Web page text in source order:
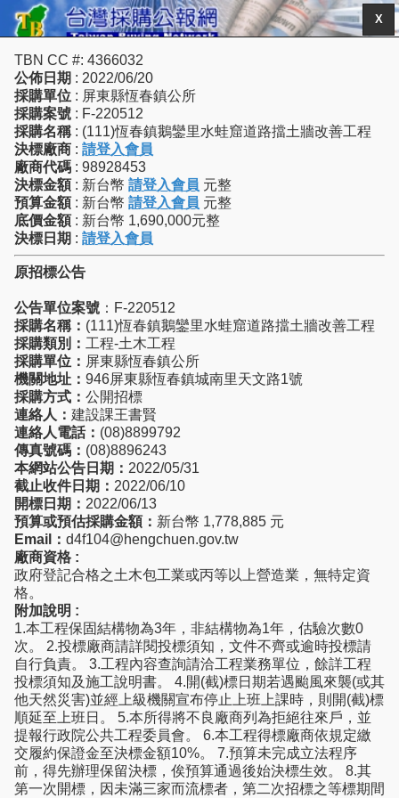
X
TBN CC #: 4366032
公佈日期 : 2022/06/20
採購單位 : 屏東縣恆春鎮公所
採購案號 : F-220512
採購名稱 : (111)恆春鎮鵝鑾里水蛙窟道路擋土牆改善工程
決標廠商 : 請登入會員
廠商代碼 : 98928453
決標金額 : 新台幣 請登入會員 元整
預算金額 : 新台幣 請登入會員 元整
底價金額 : 新台幣 1,690,000元整
決標日期 : 請登入會員
原招標公告
公告單位案號 ：F-220512
採購名稱： (111)恆春鎮鵝鑾里水蛙窟道路擋土牆改善工程
採購類別： 工程-土木工程
採購單位： 屏東縣恆春鎮公所
機關地址： 946屏東縣恆春鎮城南里天文路1號
採購方式： 公開招標
連絡人： 建設課王書賢
連絡人電話： (08)8899792
傳真號碼： (08)8896243
本網站公告日期： 2022/05/31
截止收件日期： 2022/06/10
開標日期： 2022/06/13
預算或預估採購金額： 新台幣 1,778,885 元
Email： d4f104@hengchuen.gov.tw
廠商資格 :
政府登記合格之土木包工業或丙等以上營造業，無特定資
格。
附加說明 :
1.本工程保固結構物為3年，非結構物為1年，估驗次數0
次。 2.投標廠商請詳閱投標須知，文件不齊或逾時投標請
自行負責。 3.工程內容查詢請洽工程業務單位，餘詳工程
投標須知及施工說明書。 4.開(截)標日期若遇颱風來襲(或其
他天然災害)並經上級機關宣布停止上班上課時，則開(截)標
順延至上班日。 5.本所得將不良廠商列為拒絕往來戶，並
提報行政院公共工程委員會。 6.本工程得標廠商依規定繳
交履約保證金至決標金額10%。 7.預算未完成立法程序
前，得先辦理保留決標，俟預算通過後始決標生效。 8.其
第一次開標，因未滿三家而流標者，第二次招標之等標期間